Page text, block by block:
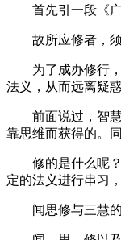
首先引一段《广
故所应修者，须
为了成办修行，
法义，从而远离疑
前面说过，智慧
靠思维而获得的。
修的是什么呢？
定的法义进行串习
闻思修与三慧的